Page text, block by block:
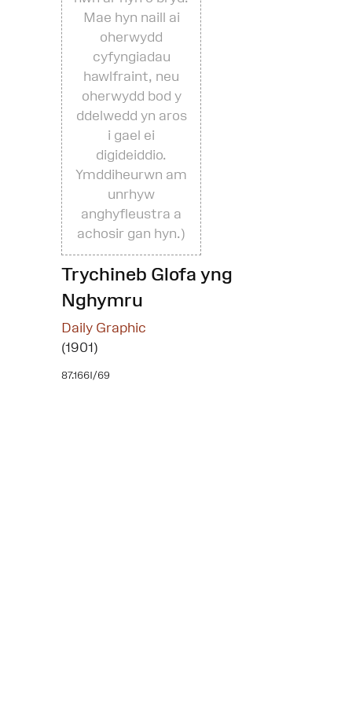
Mae hyn naill ai
oherwydd
cyfyngiadau
hawlfraint, neu
oherwydd bod y
ddelwedd yn aros
i gael ei
digideiddio.
Ymddiheurwn am
unrhyw
anghyfleustra a
achosir gan hyn.)
Trychineb Glofa yng
Nghymru
Daily Graphic
(1901)
87.166I/69